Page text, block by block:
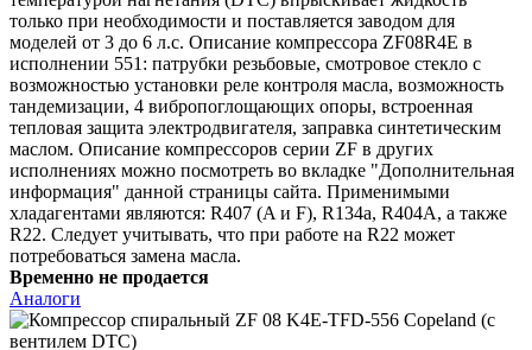
только при необходимости и поставляется заводом для
моделей от 3 до 6 л.с. Описание компрессора ZF08R4E в
исполнении 551: патрубки резьбовые, смотровое стекло с
возможностью установки реле контроля масла, возможность
тандемизации, 4 вибропоглощающих опоры, встроенная
тепловая защита электродвигателя, заправка синтетическим
маслом. Описание компрессоров серии ZF в других
исполнениях можно посмотреть во вкладке "Дополнительная
информация" данной страницы сайта. Применимыми
хладагентами являются: R407 (A и F), R134a, R404A, а также
R22. Следует учитывать, что при работе на R22 может
потребоваться замена масла.
Временно не продается
Аналоги